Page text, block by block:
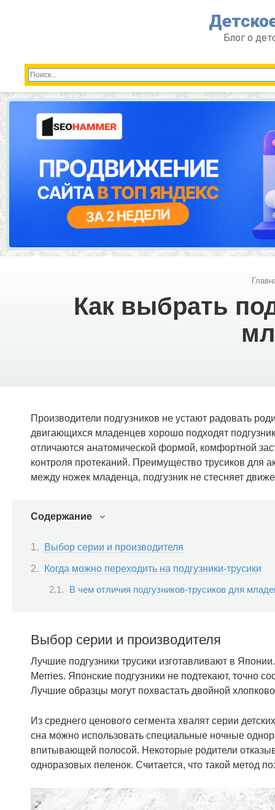
Блог о
Как выбрать
Производители подгузников не устают радовать
двигающихся младенцев хорошо подходят
отличаются анатомической формой, комфортной
контроля протеканий. Преимущество трусиков для
между ножек младенца, подгузник не стесняет
Содержание
Выбор серии и производителя
Когда можно переходить на подгузники-трусики
В чем отличия подгузников-трусиков для
Выбор серии и производителя
Лучшие подгузники трусики изготавливают в
Merries. Японские подгузники не подтекают, точно
Лучшие образцы могут похвастать двойной
Из среднего ценового сегмента хвалят серии
сна можно использовать специальные ночные
впитывающей полосой. Некоторые родители
одноразовых пеленок. Считается, что такой метод